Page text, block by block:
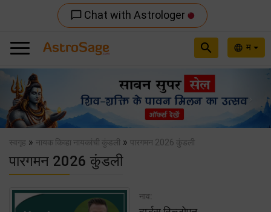
chat_bubble_outline Chat with Astrologer
language म
search
Previous
स्वगृह » नायक किव्हा नायकांची कुंडली » पारगमन 2026 कुंडली
पारगमन 2026 कुंडली
नाव: